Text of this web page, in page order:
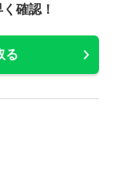
確認！
る